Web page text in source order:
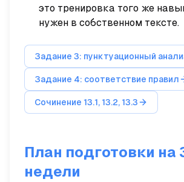
это тренировка того же
нужен в собственном тексте.
Задание 3: пунктуационный
Задание 4: соответствие правил
Сочинение 13.1, 13.2, 13.3
План подготовки на
недели